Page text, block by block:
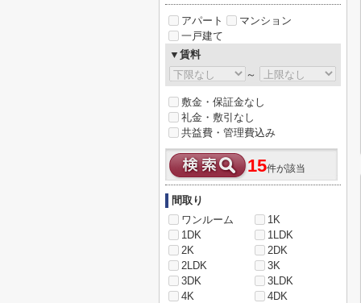
アパート
マンション
一戸建て
▼賃料
～
敷金・保証金なし
礼金・敷引なし
共益費・管理費込み
15件が該当
間取り
ワンルーム
1K
1DK
1LDK
2K
2DK
2LDK
3K
3DK
3LDK
4K
4DK